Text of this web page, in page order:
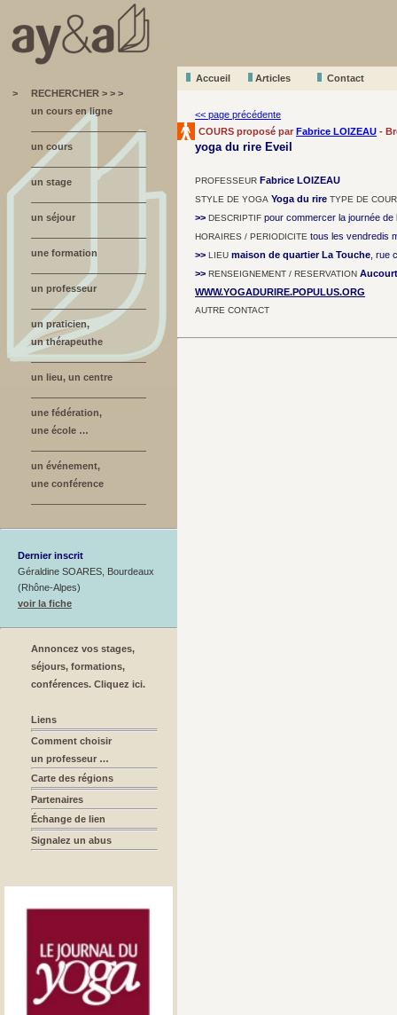
Accueil Articles
Contact
>
RECHERCHER > > >
un cours en ligne
un cours
un stage
un séjour
une formation
un professeur
un praticien,
un thérapeuthe
un lieu, un centre
une fédération,
une école …
un événement,
une conférence
Dernier inscrit
Géraldine SOARES, Bourdeaux
(Rhône-Alpes)
voir la fiche
Annoncez vos stages,
séjours, formations,
conférences. Cliquez ici.
Liens
Comment choisir
un professeur …
Carte des régions
Partenaires
Échange de lien
Signalez un abus
<< page précédente
COURS proposé par Fabrice LOIZEAU -
yoga du rire Eveil
PROFESSEUR Fabrice LOIZEAU
STYLE DE YOGA Yoga du rire TYPE DE
>> DESCRIPTIF pour commercer la journée
HORAIRES / PERIODICITE tous les vendredis
>> LIEU maison de quartier La Touche , rue
>> RENSEIGNEMENT / RESERVATION Aucourt
WWW.YOGADURIRE.POPULUS.ORG
AUTRE CONTACT